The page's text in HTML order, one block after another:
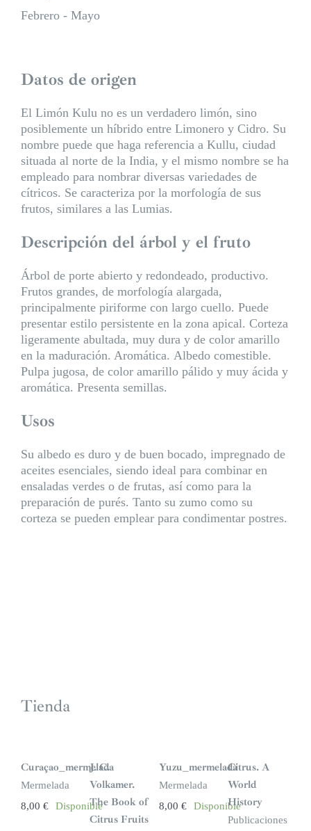
Febrero - Mayo
Datos de origen
El Limón Kulu no es un verdadero limón, sino
posiblemente un híbrido entre Limonero y Cidro. Su
nombre puede que haga referencia a Kullu, ciudad
situada al norte de la India, y el mismo nombre se ha
empleado para nombrar diversas variedades de
cítricos. Se caracteriza por la morfología de sus
frutos, similares a las Lumias.
Descripción del árbol y el fruto
Árbol de porte abierto y redondeado, productivo.
Frutos grandes, de morfología alargada,
principalmente piriforme con largo cuello. Puede
presentar estilo persistente en la zona apical. Corteza
ligeramente abultada, muy dura y de color amarillo
en la maduración. Aromática. Albedo comestible.
Pulpa jugosa, de color amarillo pálido y muy ácida y
aromática. Presenta semillas.
Usos
Su albedo es duro y de buen bocado, impregnado de
aceites esenciales, siendo ideal para combinar en
ensaladas verdes o de frutas, así como para la
preparación de purés. Tanto su zumo como su
corteza se pueden emplear para condimentar postres.
Tienda
Curaçao_mermelada
Mermelada
8,00 € Disponible
J. C.
Volkamer.
The Book of
Citrus Fruits
Yuzu_mermelada
Mermelada
8,00 € Disponible
Citrus. A
World
History
Publicaciones